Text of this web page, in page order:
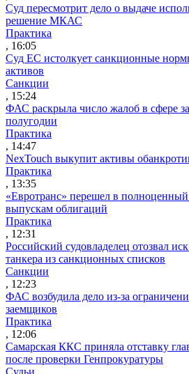
Суд пересмотрит дело о выдаче
решение МКАС
Практика
, 16:05
Суд ЕС истолкует санкционные
активов
Санкции
, 15:24
ФАС раскрыла число жалоб в сфере
полугодии
Практика
, 14:47
NexTouch выкупит активы
Практика
, 13:35
«Евротранс» перешел в
выпускам облигаций
Практика
, 12:31
Российский судовладелец отозвал
танкера из санкционных списков
Санкции
, 12:23
ФАС возбудила дело из-за
заемщиков
Практика
, 12:06
Самарская ККС приняла отставку
после проверки Генпрокуратуры
Судьи